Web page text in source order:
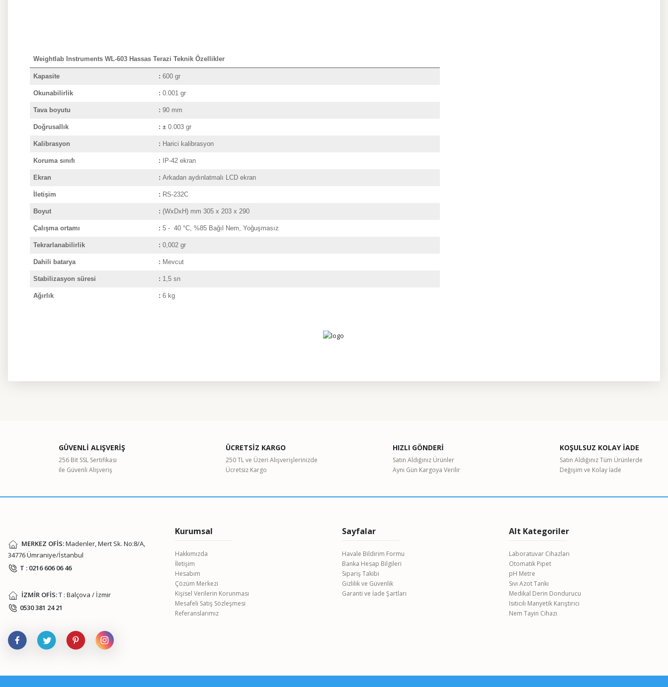
Weightlab Instruments WL-603 Hassas Terazi Teknik Özellikler
Kapasite : 600 gr
Okunabilirlik : 0.001 gr
Tava boyutu : 90 mm
Doğrusallık : ± 0.003 gr
Kalibrasyon : Harici kalibrasyon
Koruma sınıfı : IP-42 ekran
Ekran : Arkadan aydınlatmalı LCD ekran
İletişim : RS-232C
Boyut : (WxDxH) mm 305 x 203 x 290
Çalışma ortamı : 5 - 40 °C, %85 Bağıl Nem, Yoğuşmasız
Tekrarlanabilirlik : 0,002 gr
Dahili batarya : Mevcut
Stabilizasyon süresi : 1,5 sn
Ağırlık : 6 kg
Ürün açıklamasında eksik bilgiler bulunuyor.
Ürün bilgilerinde hatalar bulunuyor.
Gönder
GÜVENLİ ALIŞVERİŞ
256 Bit SSL Sertifikası
ile Güvenli Alışveriş
ÜCRETSİZ KARGO
250 TL ve Üzeri Alışverişlerinizde
Ücretsiz Kargo
HIZLI GÖNDERİ
Satın Aldığınız Ürünler
Aynı Gün Kargoya Verilir
KOŞULSUZ KOLAY İADE
Satın Aldığınız Tüm Ürünlerde
Değişim ve Kolay İade
MERKEZ OFİS:Madenler, Mert Sk. No:8/A,
34776 Ümraniye/İstanbul
T : 0216 606 06 46
İZMİR OFİS:T : Balçova / İzmir
0530 381 24 21
Kurumsal
Hakkımızda
İletişim
Hesabım
Çözüm Merkezi
Kişisel Verilerin Korunması
Mesafeli Satış Sözleşmesi
Referanslarımız
Sayfalar
Havale Bildirim Formu
Banka Hesap Bilgileri
Sipariş Takibi
Gizlilik ve Güvenlik
Garanti ve İade Şartları
Alt Kategoriler
Laboratuvar Cihazları
Otomatik Pipet
pH Metre
Sıvı Azot Tankı
Medikal Derin Dondurucu
Isıtıcılı Manyetik Karıştırıcı
Nem Tayin Cihazı